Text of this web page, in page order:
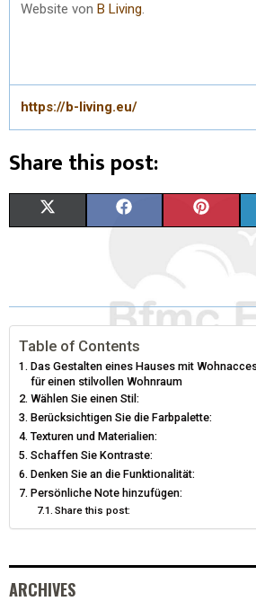
Website von B Living
https://b-living.eu/
Share this post:
W
T
T
E
R
)
E
O
K
T
R
Table of Contents
Das Gestalten eines Hauses mit
für einen stilvollen Wohnraum
Wählen Sie einen Stil:
Berücksichtigen Sie die Farbpalette:
Texturen und Materialien:
Schaffen Sie Kontraste:
Denken Sie an die Funktionalität:
Persönliche Note hinzufügen:
Share this post:
ARCHIVES